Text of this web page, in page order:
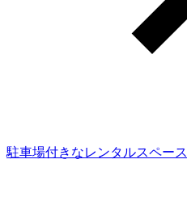
駐車場付きなレンタルスペース